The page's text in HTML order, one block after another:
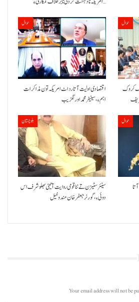
حوال
اقتصادی اولیت آتا رد اٹ امریکہ تون مذاکرات
اہم ءِ،سینیٹر محمد اورنگزیب
حوال
پک کروک
بلوچستان
سینئر سٹیزن تے ننا قومی روایت آتیٹی بھلو شرف اس
دوئی ءِ،گورنر جعفرخان مندوخیل
حوال
Your email address will not be